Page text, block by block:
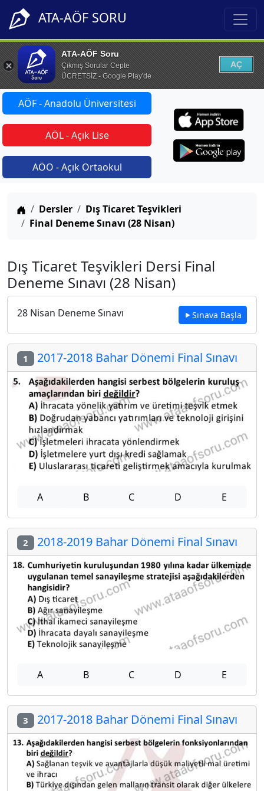
ATA-AÖF SORU
ATA-AÖF Soru
Çıkmış Sorular Cepte
ÜCRETSİZ - Google Play'de
AÇ
AÖF - Anadolu Üniversitesi
AÖL - Açık Lise
AÖO - Açık Ortaokul
Anasayfa
Dersler
Dış Ticaret Teşvikleri
Final Deneme Sınavı (28 Nisan)
Dış Ticaret Teşvikleri Dersi Final
Deneme Sınavı (28 Nisan)
28 Nisan Deneme Sınavı Sınava Başla
1 2017-2018 Bahar Dönemi Final Sınavı
A B C D E
2 2018-2019 Bahar Dönemi Final Sınavı
A B C D E
3 2017-2018 Bahar Dönemi Final Sınavı